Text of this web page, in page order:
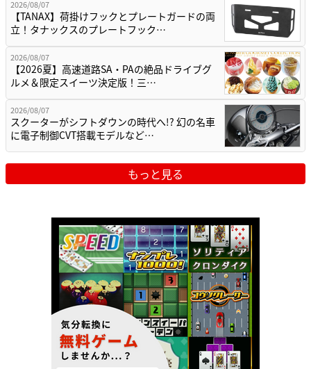
2026/08/07
【TANAX】荷掛けフックとプレートガードの両
立！タナックスのプレートフック…
2026/08/07
【2026夏】高速道路SA・PAの絶品ドライブグ
ルメ＆限定スイーツ決定版！三…
2026/08/07
スクーターがシフトダウンの時代へ!? 幻の名車
に電子制御CVT搭載モデルなど…
もっと見る